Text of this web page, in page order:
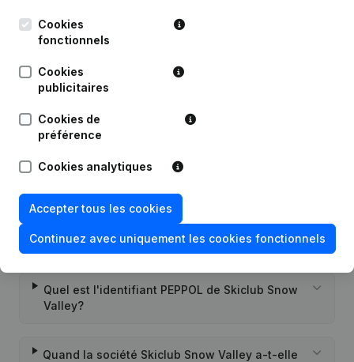
12-04-2019 Demissions - Nominations
29-03-2016
(Traduction, Coordination, Autres
Quel est le numéro de TVA de Skiclub Snow
Valley?
Quel est l'identifiant PEPPOL de Skiclub Snow
Valley?
Quand la société Skiclub Snow Valley a-t-elle
Cookies
fonctionnels
Cookies
publicitaires
Cookies de
préférence
Cookies analytiques
Accepter tous les cookies
Continuez avec uniquement les cookies fonctionnels